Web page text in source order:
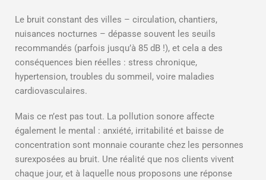
Le bruit constant des villes – circulation, chantiers,
nuisances nocturnes – dépasse souvent les seuils
recommandés (parfois jusqu’à 85 dB !), et cela a des
conséquences bien réelles : stress chronique,
hypertension, troubles du sommeil, voire maladies
cardiovasculaires.
Mais ce n’est pas tout. La pollution sonore affecte
également le mental : anxiété, irritabilité et baisse de
concentration sont monnaie courante chez les personnes
surexposées au bruit. Une réalité que nos clients vivent
chaque jour, et à laquelle nous proposons une réponse